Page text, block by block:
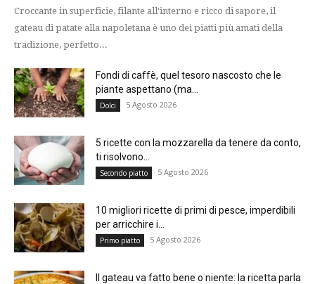
Croccante in superficie, filante all'interno e ricco di sapore, il
gateau di patate alla napoletana è uno dei piatti più amati della
tradizione, perfetto...
Fondi di caffè, quel tesoro nascosto che le
piante aspettano (ma...
Dolci 5 Agosto 2026
5 ricette con la mozzarella da tenere da conto,
ti risolvono...
Secondo piatto 5 Agosto 2026
10 migliori ricette di primi di pesce, imperdibili
per arricchire i...
Primo piatto 5 Agosto 2026
Il gateau va fatto bene o niente: la ricetta parla